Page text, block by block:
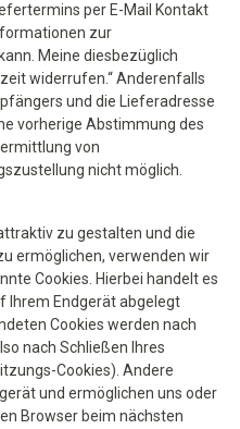
per E-Mail Kontakt
zur
Meine diesbezüglich
widerrufen.“ Anderenfalls
und die Lieferadresse
vorherige Abstimmung des
von
nicht möglich.
zu gestalten und die
ermöglichen, verwenden wir
Cookies. Hierbei handelt es
Ihrem Endgerät abgelegt
Cookies werden nach
nach Schließen Ihres
Cookies). Andere
und ermöglichen uns oder
Browser beim nächsten